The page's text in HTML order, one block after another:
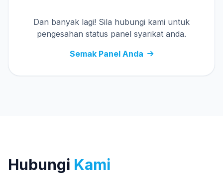
Dan banyak lagi! Sila hubungi kami untuk
pengesahan status panel syarikat anda.
Semak Panel Anda
Hubungi Kami